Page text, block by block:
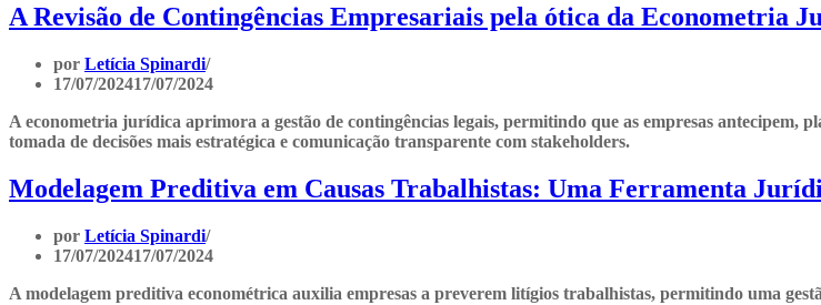
A Revisão de Contingências Empresariais pela ótica da Econometria
por Letícia Spinardi
17/07/202417/07/2024
A econometria jurídica aprimora a gestão de contingências legais, permitindo que as empresas antecipem,
tomada de decisões mais estratégica e comunicação transparente com stakeholders.
Modelagem Preditiva em Causas Trabalhistas: Uma Ferramenta
por Letícia Spinardi
17/07/202417/07/2024
A modelagem preditiva econométrica auxilia empresas a preverem litígios trabalhistas, permitindo uma